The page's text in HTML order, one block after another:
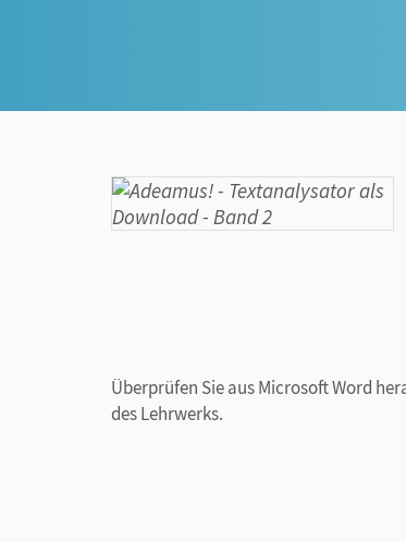
Überprüfen Sie aus Microsoft Word
des Lehrwerks.